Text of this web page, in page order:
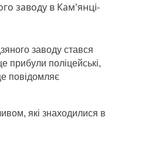
заводу в Кам'янці-
заводу стався
прибули поліцейські,
повідомляє
які знаходилися в